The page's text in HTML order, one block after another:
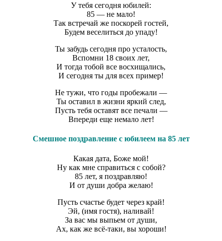
У тебя сегодня юбилей:
85 — не мало!
Так встречай же поскорей гостей,
Будем веселиться до упаду!
Ты забудь сегодня про усталость,
Вспомни 18 своих лет,
И тогда тобой все восхищались,
И сегодня ты для всех пример!
Не тужи, что годы пробежали —
Ты оставил в жизни яркий след,
Пусть тебя оставят все печали —
Впереди еще немало лет!
Смешное поздравление с юбилеем на 85 лет
Какая дата, Боже мой!
Ну как мне справиться с собой?
85 лет, я поздравляю!
И от души добра желаю!
Пусть счастье будет через край!
Эй, (имя гостя), наливай!
За вас мы выпьем от души,
Ах, как же всё-таки, вы хороши!